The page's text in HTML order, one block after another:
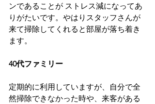
ンであることが ストレス減になってあ
りがたいです。やはりスタッフさんが
来て掃除してくれると部屋が落ち着き
ます。
40代ファミリー
定期的に利用していますが、自分で全
然掃除できなかった時や、来客がある